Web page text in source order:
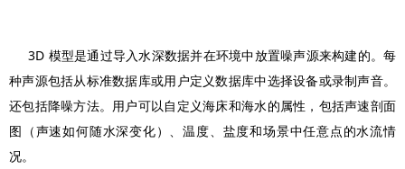
3D 模型是通过导入水深数据并在环境中放置噪声源来构建的。每
种声源包括从标准数据库或用户定义数据库中选择设备或录制声音。
还包括降噪方法。用户可以自定义海床和海水的属性，包括声速剖面
图（声速如何随水深变化）、温度、盐度和场景中任意点的水流情
况。